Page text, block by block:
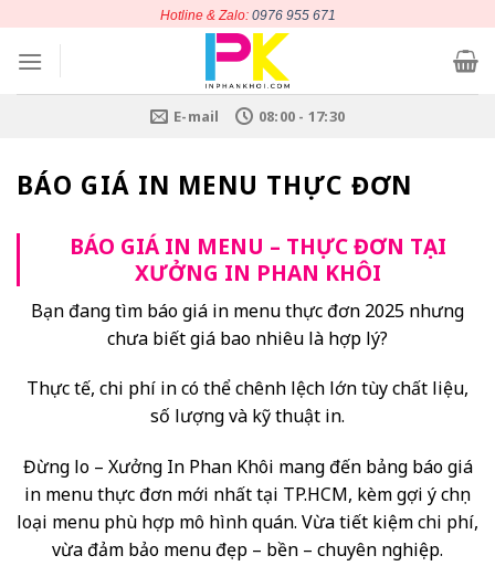
nội
dung
Hotline & Zalo: 0976 955 671
E-mail 08:00 - 17:30
BÁO GIÁ IN MENU THỰC ĐƠN
BÁO GIÁ IN MENU – THỰC ĐƠN TẠI
XƯỞNG IN PHAN KHÔI
Bạn đang tìm báo giá in menu thực đơn 2025 nhưng
chưa biết giá bao nhiêu là hợp lý?
Thực tế, chi phí in có thể chênh lệch lớn tùy chất liệu,
số lượng và kỹ thuật in.
Đừng lo – Xưởng In Phan Khôi mang đến bảng báo giá
in menu thực đơn mới nhất tại TP.HCM, kèm gợi ý chọn
loại menu phù hợp mô hình quán. Vừa tiết kiệm chi phí,
vừa đảm bảo menu đẹp – bền – chuyên nghiệp.